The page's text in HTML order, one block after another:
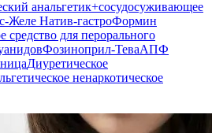
анальгетик+сосудосуживающее
Желе Натив-гастроФормин
средство для перорального
Фозиноприл-ТеваАПФ
Диуретическое
ненаркотическое